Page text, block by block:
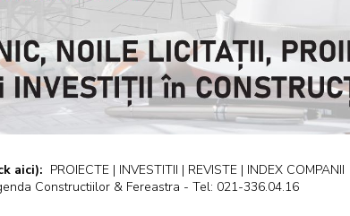
aici): PROIECTE | INVESTITII | REVISTE | INDEX COMPANII
Constructiilor & Fereastra - Tel: 021-336.04.16